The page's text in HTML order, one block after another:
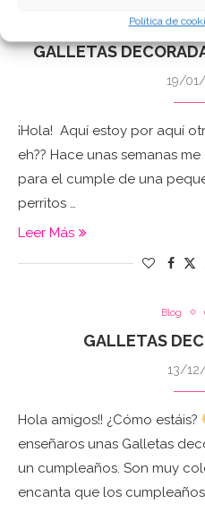
Política de
Blog
GALLETAS
19/
¡Hola! Aquí estoy por aquí
eh?? Hace unas semanas
para el cumple de una
perritos …
Leer Más
Blog
GALLETAS
13/
Hola amigos!! ¿Cómo estáis?
enseñaros unas Galletas
un cumpleaños. Son muy
encanta que los cumpleaños